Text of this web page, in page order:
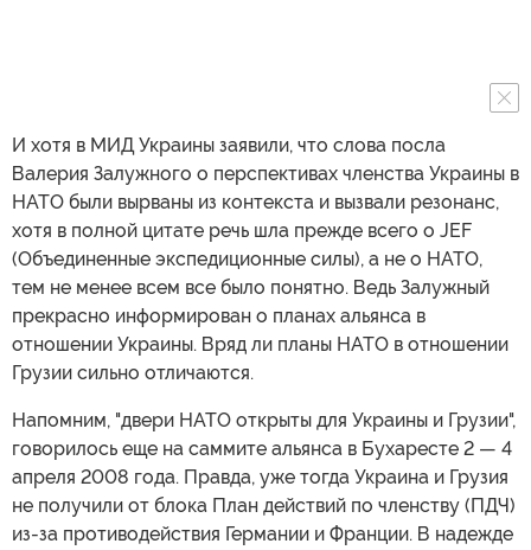
И хотя в МИД Украины заявили, что слова посла
Валерия Залужного о перспективах членства Украины в
НАТО были вырваны из контекста и вызвали резонанс,
хотя в полной цитате речь шла прежде всего о JEF
(Объединенные экспедиционные силы), а не о НАТО,
тем не менее всем все было понятно. Ведь Залужный
прекрасно информирован о планах альянса в
отношении Украины. Вряд ли планы НАТО в отношении
Грузии сильно отличаются.
Напомним, "двери НАТО открыты для Украины и Грузии",
говорилось еще на саммите альянса в Бухаресте 2 — 4
апреля 2008 года. Правда, уже тогда Украина и Грузия
не получили от блока План действий по членству (ПДЧ)
из-за противодействия Германии и Франции. В надежде